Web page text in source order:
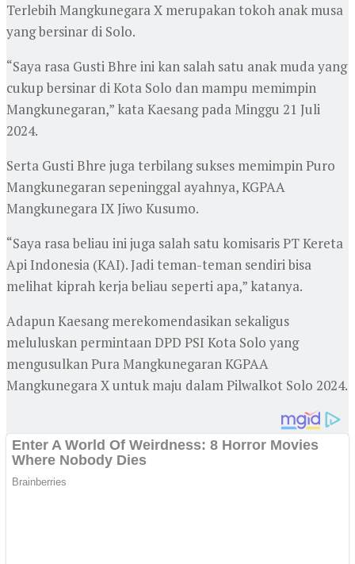
Terlebih Mangkunegara X merupakan tokoh anak musa
yang bersinar di Solo.
“Saya rasa Gusti Bhre ini kan salah satu anak muda yang
cukup bersinar di Kota Solo dan mampu memimpin
Mangkunegaran,” kata Kaesang pada Minggu 21 Juli
2024.
Serta Gusti Bhre juga terbilang sukses memimpin Puro
Mangkunegaran sepeninggal ayahnya, KGPAA
Mangkunegara IX Jiwo Kusumo.
“Saya rasa beliau ini juga salah satu komisaris PT Kereta
Api Indonesia (KAI). Jadi teman-teman sendiri bisa
melihat kiprah kerja beliau seperti apa,” katanya.
Adapun Kaesang merekomendasikan sekaligus
meluluskan permintaan DPD PSI Kota Solo yang
mengusulkan Pura Mangkunegaran KGPAA
Mangkunegara X untuk maju dalam Pilwalkot Solo 2024.